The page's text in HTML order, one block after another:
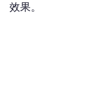
效果。